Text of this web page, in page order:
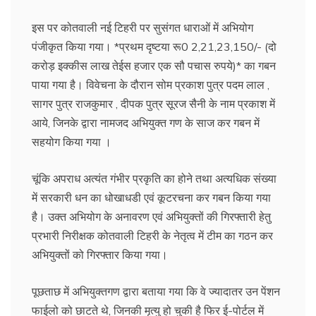
इस पर कोतवाली नई टिहरी पर सुसंगत धाराओं में अभियोग
पंजीकृत किया गया। *प्रथम दृष्टया रू0 2,21,23,150/- (दो
करोड़ इक्कीस लाख तेईस हजार एक सौ पचास रुपये)* का गबन
पाया गया है। विवेचना के दौरान सोम प्रकाश पुत्र पदम लाल ,
सागर पुत्र राजकुमार , दीपक पुत्र सूरज सैनी के नाम प्रकाश में
आये, जिनके द्वारा नामजद अभियुक्त गण के साज कर गबन में
सहयोग किया गया ।
चूंकि अपराध अत्यंत गंभीर प्रकृति का होने तथा अत्यधिक संख्या
में सरकारी धन का धोखाधडी एवं कूटरचना कर गबन किया गया
है। उक्त अभियोग के अनावरण एवं अभियुक्तों की गिरफ्तारी हेतु
प्रभारी निरीक्षक कोतवाली टिहरी के नेतृत्व में टीम का गठन कर
अभियुक्तों को गिरफ्तार किया गया।
पूछताछ में अभियुक्तगण द्वारा बताया गया कि वे ज्यादातर उन पेंशन
फाईलो को छाटते थे, जिनकी मृत्यु हो चुकी है फिर ई-पोर्टल में